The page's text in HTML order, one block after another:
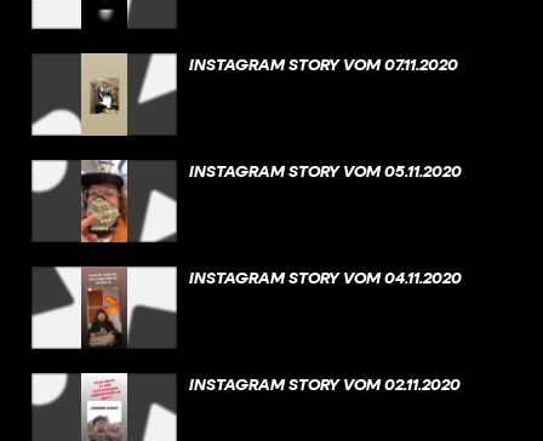
INSTAGRAM STORY VOM 07.11.2020
INSTAGRAM STORY VOM 05.11.2020
INSTAGRAM STORY VOM 04.11.2020
INSTAGRAM STORY VOM 02.11.2020